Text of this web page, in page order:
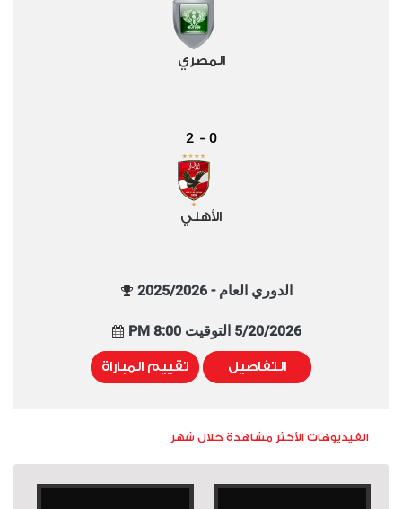
المصري
0
-
2
الأهلي
الدوري العام - 2025/2026
5/20/2026 التوقيت 8:00 PM
التفاصيل تقييم المباراة
الفيديوهات الأكثر مشاهدة خلال شهر